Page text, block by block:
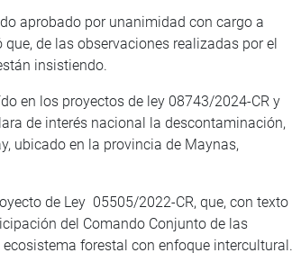
aprobado por unanimidad con cargo a
de las observaciones realizadas por el
insistiendo.
en los proyectos de ley 08743/2024-CR y
de interés nacional la descontaminación,
ubicado en la provincia de Maynas,
de Ley 05505/2022-CR, que, con texto
del Comando Conjunto de las
forestal con enfoque intercultural.